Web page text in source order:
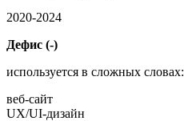
2020-2024
Дефис (-)
используется в сложных словах:
веб-сайт
UX/UI-дизайн